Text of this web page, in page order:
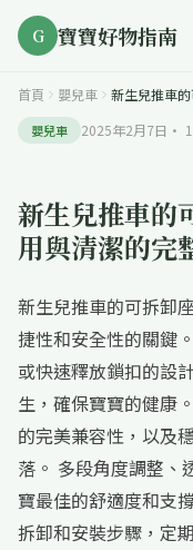
G 寶寶好物指南
首頁 嬰兒車 新生兒推車
嬰兒車 2025年2月7日 ·
新生兒推車的
用與清潔的完
新生兒推車的可拆卸
捷性和安全性的關鍵
或快速釋放鎖扣的設
生，確保寶寶的健康
的完美兼容性，以及
落。 多段角度調整、
寶最佳的舒適度和支
拆卸和安裝步驟，定